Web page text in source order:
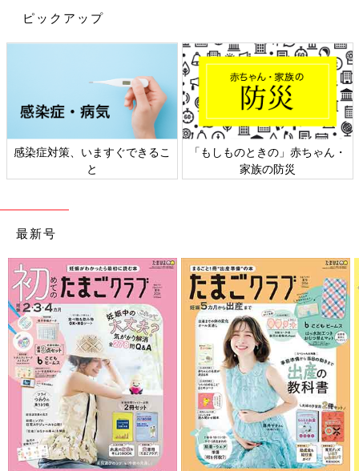
今回は数あるニトリの収納グッズの中から、キッチン空間で活躍
するアイテムを中心にご紹介しました。料理をしたり、洗い物を
したりと忙しいキッチンですが、便利な収納アイテムを導入すれ
ば作業効率が上がりそうですね。
今回は数あるニトリの収納グッズの中から、キッチン空間で活躍
するアイテムを中心にご紹介しました。料理をしたり、洗い物を
したりと忙しいキッチンですが、便利な収納アイテムを導入すれ
ば作業効率が上がりそうですね。
ピックアップ
感染症対策、いますぐできるこ
と
「もしものときの」赤ちゃん・
家族の防災
最新号